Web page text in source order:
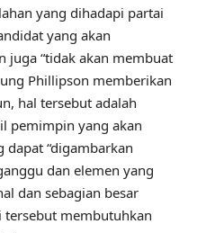
yang dihadapi partai
yang akan
juga “tidak akan membuat
Phillipson memberikan
hal tersebut adalah
pemimpin yang akan
dapat “digambarkan
dan elemen yang
dan sebagian besar
tersebut membutuhkan